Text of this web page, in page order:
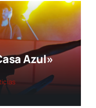
Azul»